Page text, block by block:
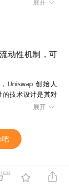
。而关于用户
管账本。每年
年度报告并向
与公司财产分
是通常所说的
只完成申请注
时由于新经币
指出，MiCA
过该框架要求，其
未受保护或无法
理该问题，并为外
金融服务和资本
行框架是否仍适
展开
动性机制，可
Uniswap 创始人
的技术设计是其对
头寸存入智能合
费用，前提是将
励，向池中增加
token jar，也可用
展开
吧
1633